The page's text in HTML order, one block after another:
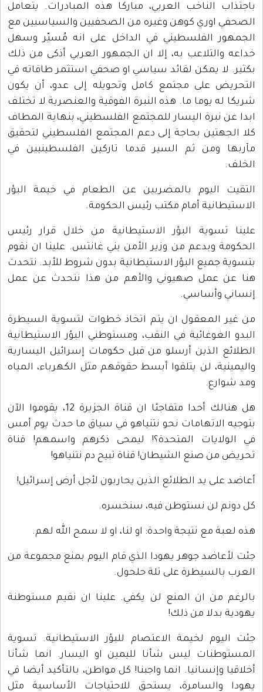
باجتذاب الناخب العربي، مباركا هذه المبادرات. يتعامل
الصحفي اوري كوهن وغيره من الصحفيين والسياسيين مع
الجمهور الفلسطيني في الداخل على انه مُسيّر وسهل
خداعه والتلاعب به، إلا ان الجمهور العربي أذكى من ذلك
بكثير. لا يمكن لقائد سياسي او صحفي استثمر طاقاته في
التحريض على مجتمع كامل وتحويله إلى عدو، أن يكون
شريكا له يوما ما. هذه النبرة الفوقية والعنصرية لا تختلف
ابدا عن نبرة اليسار للمجتمع الفلسطيني، بنهاية المطاف
كلا الجهتين بحاجة إلى دعم المجتمع الفلسطيني لتحقيق
مآربها ومن ثم السير قدما تاركين الفلسطينيين في
الخلف.
التقيت اليوم بالمضربين عن الطعام في خيمة البؤر
الاستيطانية أمام مكتب رئيس الحكومة.
علينا تسوية البؤر الاستيطانية من خلال قرار رئيس
الحكومة وبدعم من وزير الأمن بني غانتس. علينا ان نقوم
بتسوية جميع البؤر الاستيطانية بدون شروط للأبد. نتحدث
هنا عن عمل صهيوني والأهم من هذا نتحدث عن عمل
إنساني وأساسي.
من غير المعقول ان يتم اتخاذ خطوات لتسوية السيطرة
البدو الغوغائية في النقب، ومستوطني البؤر الاستيطانية
الطلائع الذين أرسلو من قبل حكومات إسرائيل اليسارية
واليمينية، لن يتلقوا أبسط حقوقهم مثل الكهرباء، المياه
ومد شوارع.
هل هنالك أحدا متفاجئا ان قناة الجزيرة 12، يقوموا الآن
بتوجيه الاتهامات نحو نتنياهو في سياق ما حدث يوم أمس
في الولايات المتحدة؟! ليمحى ذكرهم واسمهم! قناة
تحريض من صنع الشيطان! قناة تبيح دم نتنياهو!
أعاضد على يد الطلائع الذين يحاربون لأجل أرض إسرائيل!
كل دونم لن نستوطن فيه، سنخسره.
هذه لعبة مع نتيجة واحدة: او لنا، او لا سمح الله لهم.
جئت لأعاضد جوهر يهودا الذي قام اليوم بمنع مجموعة من
العرب بالسيطرة على تلة حلحول.
بالرغم من ان المنع لن يكفي. علينا ان نقيم مستوطنة
يهودية بدلا من ذلك!
جئت اليوم لخيمة الاعتصام للبؤر الاستيطانية. تسوية
المستوطنات ليس شأنا لليمين او اليسار. انما شأنا
أخلاقيا وإنسانيا. انما واجبنا! كل مواطن، بالتأكيد أيضا في
يهودا والسامرة، يستحق للاحتياجات الأساسية مثل